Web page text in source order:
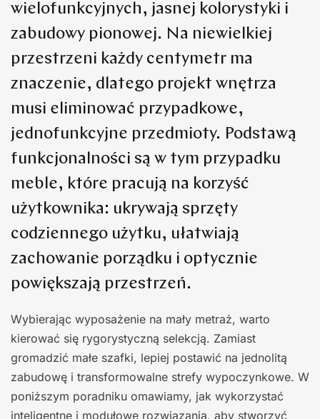
wielofunkcyjnych, jasnej kolorystyki i
zabudowy pionowej. Na niewielkiej
przestrzeni każdy centymetr ma
znaczenie, dlatego projekt wnętrza
musi eliminować przypadkowe,
jednofunkcyjne przedmioty. Podstawą
funkcjonalności są w tym przypadku
meble, które pracują na korzyść
użytkownika: ukrywają sprzęty
codziennego użytku, ułatwiają
zachowanie porządku i optycznie
powiększają przestrzeń.
Wybierając wyposażenie na mały metraż, warto
kierować się rygorystyczną selekcją. Zamiast
gromadzić małe szafki, lepiej postawić na jednolitą
zabudowę i transformowalne strefy wypoczynkowe. W
poniższym poradniku omawiamy, jak wykorzystać
inteligentne i modułowe rozwiązania, aby stworzyć